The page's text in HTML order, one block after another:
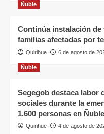
Ñuble
Continúa instalación de
familias afectadas por
Quirihue 6 de agosto de
Ñuble
Segegob destaca labor
sociales durante la
1.600 personas en Ñuble
Quirihue 4 de agosto de